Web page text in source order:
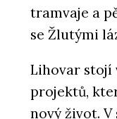
tramvaje a
se Žlutými
Lihovar stojí
projektů,
nový život.